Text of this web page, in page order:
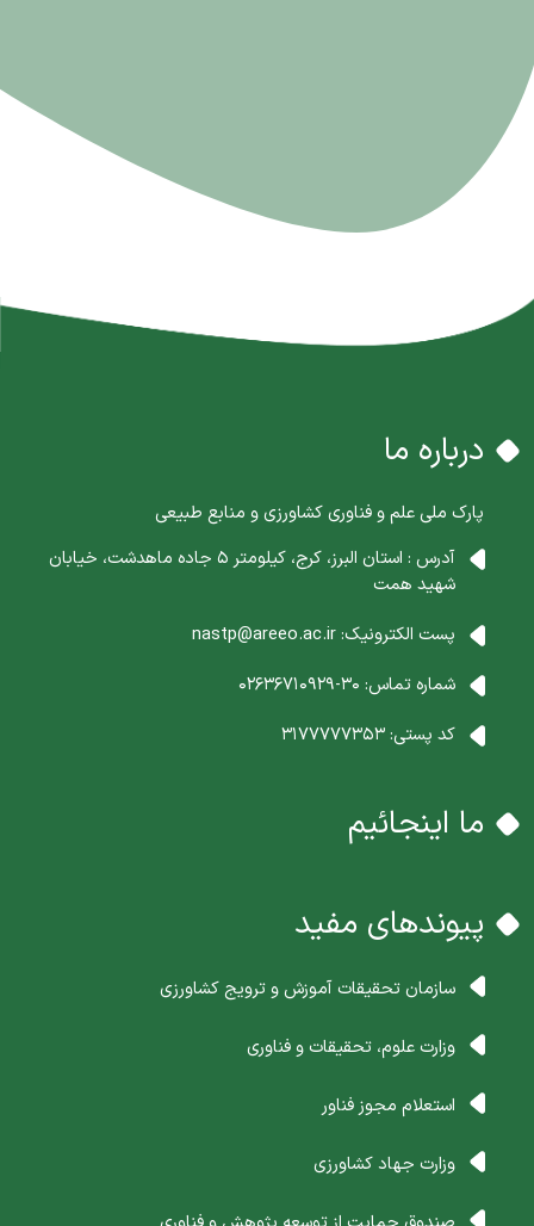
درباره ما
پارک ملی علم و فناوری کشاورزی و منابع طبیعی
آدرس : استان البرز، کرج، کیلومتر 5 جاده ماهدشت، خیابان
شهید همت
پست الکترونیک:nastp@areeo.ac.ir
شماره تماس: 30-02636710929
کد پستی:3177777353
ما اینجائیم
پیوندهای مفید
سازمان تحقیقات آموزش و ترویج کشاورزی
وزارت علوم، تحقیقات و فناوری
استعلام مجوز فناور
وزارت جهاد کشاورزی